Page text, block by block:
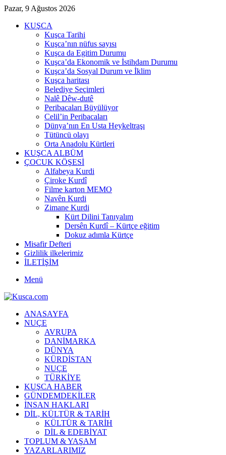
Pazar, 9 Ağustos 2026
KUŞCA
Kuşca Tarihi
Kuşca’nın nüfus sayısı
Kuşca da Egitim Durumu
Kuşca’da Ekonomik ve İstihdam Durumu
Kuşca’da Sosyal Durum ve İklim
Kuşca haritası
Belediye Seçimleri
Nalê Dêw-dutê
Peribacaları Büyülüyor
Celil’in Peribacaları
Dünya’nın En Usta Heykeltraşı
Tütüncü olayı
Orta Anadolu Kürtleri
KUŞCA ALBÜM
ÇOCUK KÖŞESİ
Alfabeya Kurdi
Çiroke Kurdî
Filme karton MEMO
Navên Kurdi
Zimane Kurdi
Kürt Dilini Tanıyalım
Dersên Kurdî – Kürtçe eğitim
Dokuz adımla Kürtçe
Misafir Defteri
Gizlilik ilkelerimiz
İLETİŞİM
Menü
ANASAYFA
NUÇE
AVRUPA
DANİMARKA
DÜNYA
KÜRDİSTAN
NUÇE
TÜRKİYE
KUŞCA HABER
GÜNDEMDEKİLER
İNSAN HAKLARI
DİL, KÜLTÜR & TARİH
KÜLTÜR & TARİH
DİL & EDEBİYAT
TOPLUM & YAŞAM
YAZARLARIMIZ